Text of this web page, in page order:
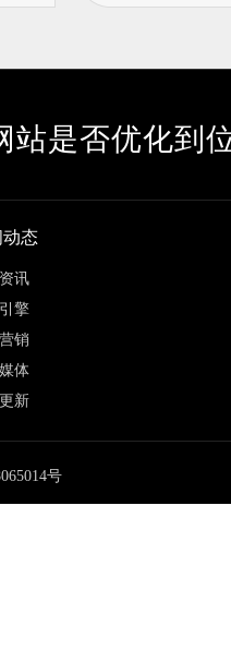
站是否优化到
动态
讯
擎
销
体
新
号